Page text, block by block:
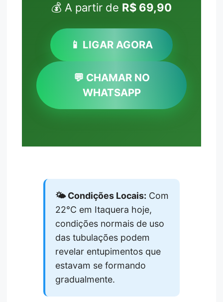
💰 A partir de R$ 69,90
📱 LIGAR AGORA
💬 CHAMAR NO
WHATSAPP
🌤️ Condições Locais: Com
22°C em Itaquera hoje,
condições normais de uso
das tubulações podem
revelar entupimentos que
estavam se formando
gradualmente.